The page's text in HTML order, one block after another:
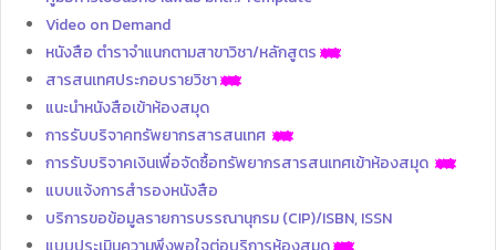
Video on Demand
หนังสือ ตำราจำแนกตามสาขาวิชา/หลักสูตร
สารสนเทศประกอบรายวิชา
แนะนำหนังสือเข้าห้องสมุด
การรับบริจาคทรัพยากรสารสนเทศ
การรับบริจาคเงินเพื่อจัดซื้อทรัพยากรสารสนเทศเข้าห้องสมุด
แบบแจ้งการสำรองหนังสือ
บริการขอข้อมูลรายการบรรณานุกรม (CIP)/ISBN, ISSN